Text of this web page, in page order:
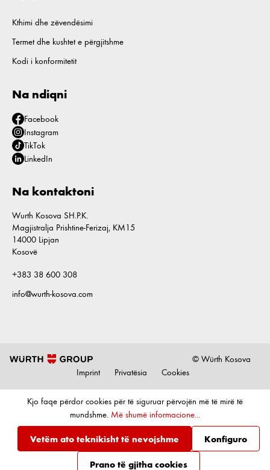
Kthimi dhe zëvendësimi
Termet dhe kushtet e përgjitshme
Kodi i konformitetit
Na ndiqni
Facebook
Instagram
TikTok
LinkedIn
Na kontaktoni
Wurth Kosova SH.P.K.
Magjistralja Prishtine-Ferizaj, KM15
14000 Lipjan
Kosovë
+383 38 600 308
info@wurth-kosova.com
© Würth Kosova
Imprint
Privatësia Cookies
Kjo faqe përdor cookies për të siguruar përvojën më të mirë të
mundshme. Më shumë informacione...
Vetëm ato teknikisht të nevojshme Konfiguro
Prano të gjitha cookies